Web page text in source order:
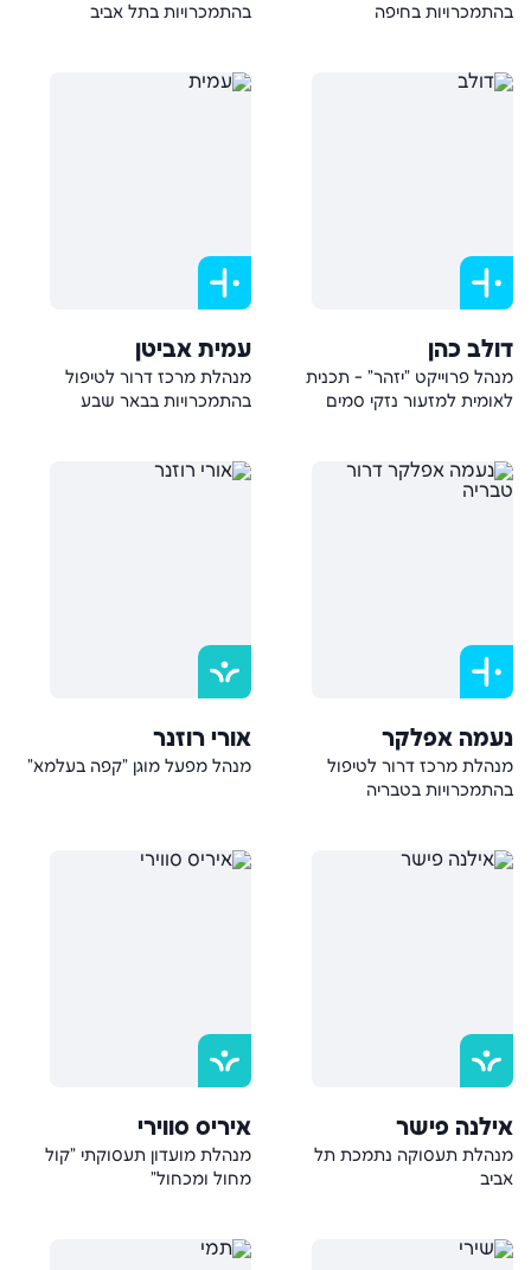
בהתמכרויות בחיפה
בהתמכרויות בתל אביב
דולב כהן
מנהל פרוייקט "יזהר" - תכנית
לאומית למזעור נזקי סמים
עמית אביטן
מנהלת מרכז דרור לטיפול
בהתמכרויות בבאר שבע
נעמה אפלקר
מנהלת מרכז דרור לטיפול
בהתמכרויות בטבריה
אורי רוזנר
מנהל מפעל מוגן "קפה בעלמא"
אילנה פישר
מנהלת תעסוקה נתמכת תל
אביב
איריס סווירי
מנהלת מועדון תעסוקתי "קול
מחול ומכחול"